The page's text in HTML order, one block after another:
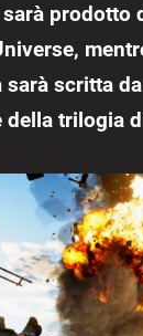
sarà prodotto
scritta
della trilogia